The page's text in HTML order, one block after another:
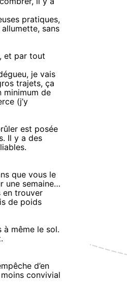
pratiques,
sans
et par tout
je vais
trajets, ça
minimum de
(j’y
est posée
Il y a des
que vous le
une semaine…
en trouver
de poids
même le sol.
d’en
convivial